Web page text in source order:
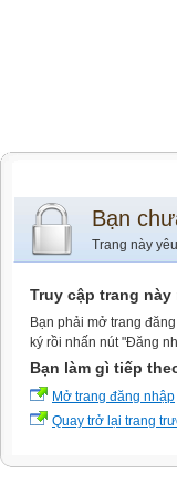
Bạn
Trang này
Truy cập trang
Bạn phải mở trang
ký rồi nhấn nút "Đăng
Bạn làm gì tiếp
Mở trang đăng nhập
Quay trở lại trang